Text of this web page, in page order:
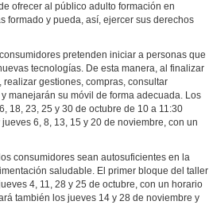
ofrecer al público adulto formación en
formado y pueda, así, ejercer sus derechos
pretenden iniciar a personas que
tecnologías. De esta manera, al finalizar
gestiones, compras, consultar
manejarán su móvil de forma adecuada. Los
18, 23, 25 y 30 de octubre de 10 a 11:30
6, 8, 13, 15 y 20 de noviembre, con un
consumidores sean autosuficientes en la
saludable. El primer bloque del taller
4, 11, 28 y 25 de octubre, con un horario
también los jueves 14 y 28 de noviembre y